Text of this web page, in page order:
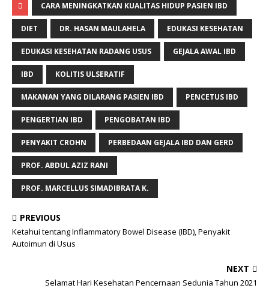
CARA MENINGKATKAN KUALITAS HIDUP PASIEN IBD
DIET DR. HASAN MAULAHELA EDUKASI KESEHATAN
EDUKASI KESEHATAN RADANG USUS GEJALA AWAL IBD
IBD KOLITIS ULSERATIF
MAKANAN YANG DILARANG PASIEN IBD PENCETUS IBD
PENGERTIAN IBD PENGOBATAN IBD
PENYAKIT CROHN PERBEDAAN GEJALA IBD DAN GERD
PROF. ABDUL AZIZ RANI
PROF. MARCELLUS SIMADIBRATA K.
PREVIOUS
Ketahui tentang Inflammatory Bowel Disease (IBD), Penyakit
Autoimun di Usus
NEXT
Selamat Hari Kesehatan Pencernaan Sedunia Tahun 2021